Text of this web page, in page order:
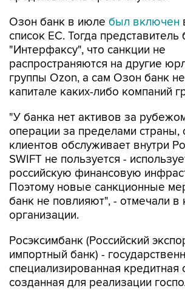
Озон банк в июле был включен
список ЕС. Тогда представитель
"Интерфаксу", что санкции не
распространяются на другие
группы Ozon, а сам Озон банк не
капитале каких-либо компаний
"У банка нет активов за
операции за пределами страны,
клиентов обслуживает внутри
SWIFT не пользуется -
российскую финансовую
Поэтому новые санкционные
банк не повлияют", - отмечали в
организации.
Росэксимбанк (Российский
импортный банк) -
специализированная кредитная
созданная для реализации